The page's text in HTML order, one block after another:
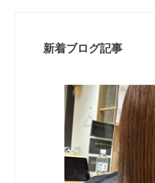
新着ブログ記事